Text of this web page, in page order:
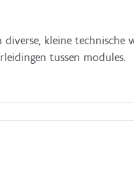
kleine technische
tussen modules.